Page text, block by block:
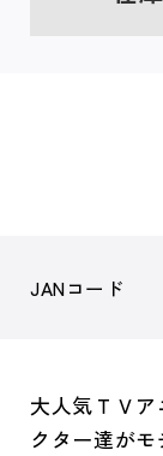
JANコード
大人気ＴＶ
クター達が